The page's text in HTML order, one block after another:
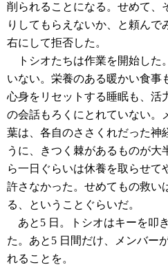
削られることになる。せめて、
りしてもらえないか、と頼んで
右にして拒否した。
トシオたちは作業を開始した
いない。栄養のある暖かい食事
心身をリセットする睡眠も、活
の会話もろくにとれていない。
葉は、各自のささくれだった神
うに、きつく棘があるものが大
ら一日ぐらいは休養を取らせて
許さなかった。せめてもの救い
る、ということぐらいだ。
あと5 日。トシオはキーを叩
た。あと5 日間だけ、メンバー
れることを。